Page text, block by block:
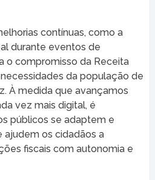
contínuas, como a
durante eventos de
o compromisso da Receita
da população de
À medida que avançamos
vez mais digital, é
públicos se adaptem e
os cidadãos a
fiscais com autonomia e